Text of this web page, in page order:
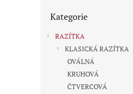
kategorie
Kategorie
RAZÍTKA
KLASICKÁ RAZÍTKA
OVÁLNÁ
KRUHOVÁ
ČTVERCOVÁ